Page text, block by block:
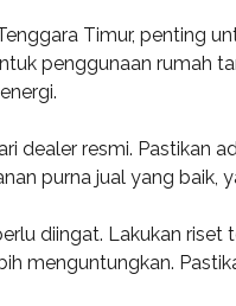
Timur, penting
penggunaan rumah
dealer resmi. Pastikan
purna jual yang
diingat. Lakukan
menguntungkan.